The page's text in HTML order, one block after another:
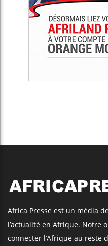
Africa Presse est un média
l’actualité en Afrique. Notre
connecter l’Afrique au reste